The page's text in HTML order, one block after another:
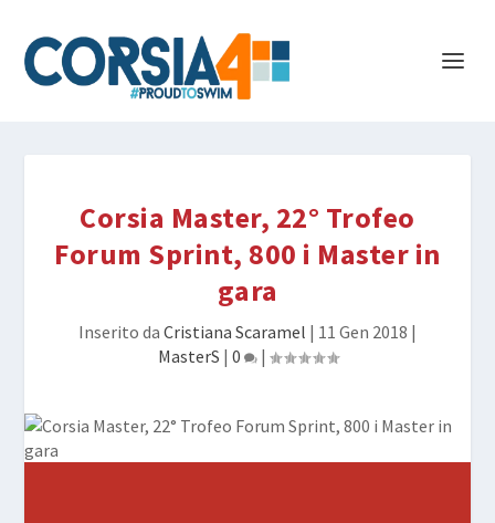
Corsia Master, 22° Trofeo
Forum Sprint, 800 i Master in
gara
Inserito da Cristiana Scaramel | 11 Gen 2018 |
MasterS | 0 |